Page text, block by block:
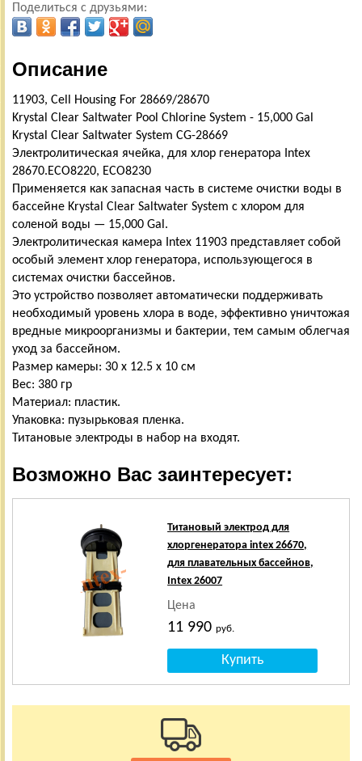
Поделиться с друзьями:
Описание
11903, Cell Housing For 28669/28670
Krystal Clear Saltwater Pool Chlorine System - 15,000 Gal
Krystal Clear Saltwater System CG-28669
Электролитическая ячейка, для хлор генератора Intex
28670.ECO8220, ECO8230
Применяется как запасная часть в системе очистки воды в
бассейне Krystal Clear Saltwater System с хлором для
соленой воды — 15,000 Gal.
Электролитическая камера Intex 11903 представляет собой
особый элемент хлор генератора, использующегося в
системах очистки бассейнов.
Это устройство позволяет автоматически поддерживать
необходимый уровень хлора в воде, эффективно уничтожая
вредные микроорганизмы и бактерии, тем самым облегчая
уход за бассейном.
Размер камеры: 30 х 12.5 х 10 см
Вес: 380 гр
Материал: пластик.
Упаковка: пузырьковая пленка.
Титановые электроды в набор на входят.
Возможно Вас заинтересует:
Титановый электрод для
хлоргенератора intex 26670,
для плавательных бассейнов,
Intex 26007
Цена
11 990руб.